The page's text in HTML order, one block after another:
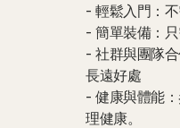
- 輕鬆入門：
- 簡單裝備：
- 社群與團隊
長遠好處
- 健康與體能
理健康。